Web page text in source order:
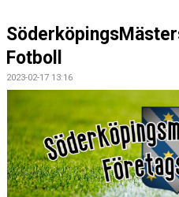
KALENDER
SPONSORER
STÖTTA SIK
Fotboll
2023-02-17 13:16